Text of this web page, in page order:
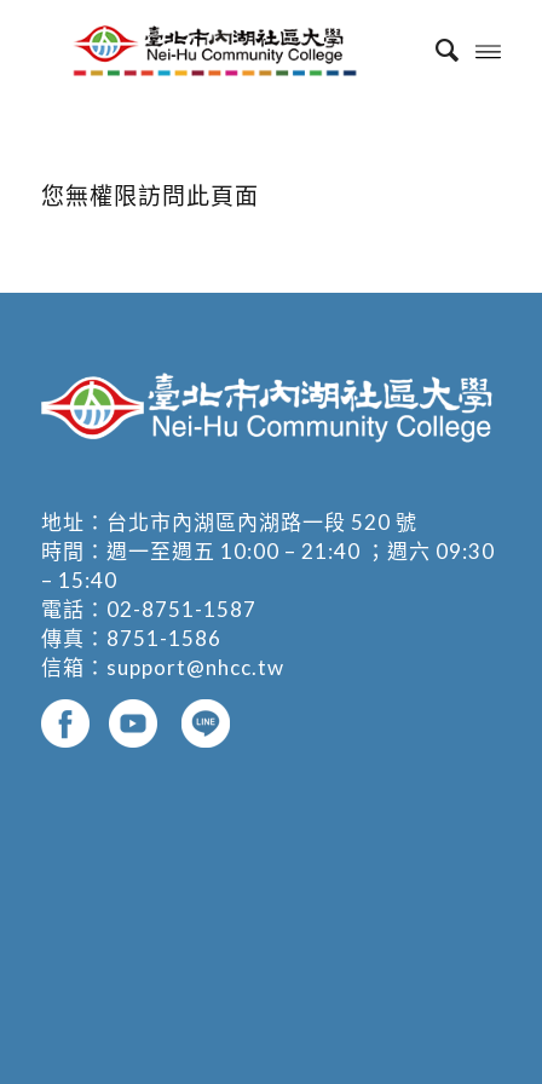
您無權限訪問此頁面
地址： 台北市內湖區內湖路一段 520 號
時間：週一至週五 10:00 – 21:40 ；週六 09:30
– 15:40
電話： 02-8751-1587
傳真：8751-1586
信箱： support@nhcc.tw